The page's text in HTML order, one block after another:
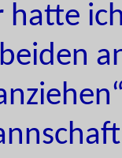
hatte